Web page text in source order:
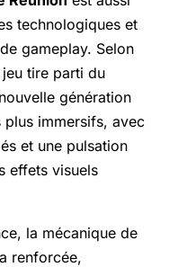
technologiques et
gameplay. Selon
tire parti du
génération
immersifs, avec
et une pulsation
effets visuels
la mécanique de
renforcée,